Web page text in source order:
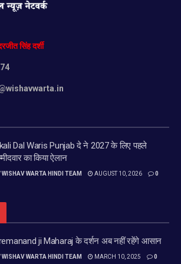
सिंहदर्शी
Dal Waris Punjab दे ने 2027 के लिए पहले
का किया ऐलान
WISHAV WARTA HINDI TEAM AUGUST 10, 2026 0
ji Maharaj के दर्शन अब नहीं रहेंगे आसान
WISHAV WARTA HINDI TEAM MARCH 10, 2025 0